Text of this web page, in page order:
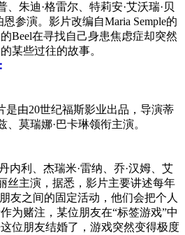
、朱迪·格雷尔、特莉安·艾沃瑞·贝
参演。影片改编自Maria Semple的
Beel在寻找自己身患焦虑症却突然
某些过往的故事。
是由20世纪福斯影业出品，导演蒂
、莫瑞娜·巴卡琳领衔主演。
内利、杰瑞米·雷纳、乔·汉姆、艾
丝主演，据悉，影片主要讲述每年
友之间的固定活动，他们会把个人
为赌注，某位朋友在“标签游戏”中
位朋友结婚了，游戏突然变得极度